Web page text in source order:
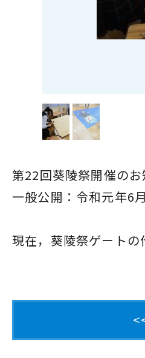
第22回葵陵祭開催の
一般公開：令和元年6
現在，葵陵祭ゲートの